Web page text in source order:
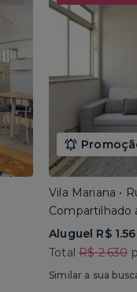
Vila Mariana •
Compartilhado
Aluguel R$
TotalR$ 2.630
Similar a sua